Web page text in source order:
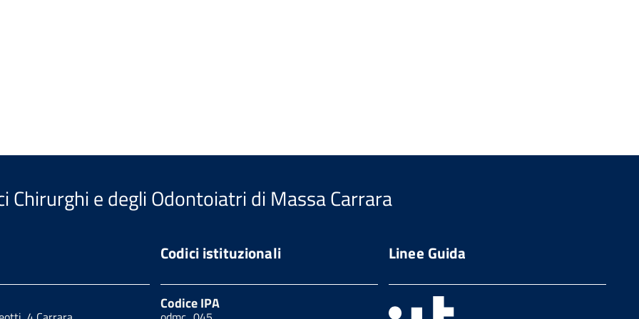
Chirurghi e degli Odontoiatri di Massa Carrara
Codici istituzionali
Codice IPA
Linee Guida